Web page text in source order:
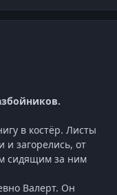
в костёр. Листы
и загорелись, от
сидящим за ним
Валерт. Он